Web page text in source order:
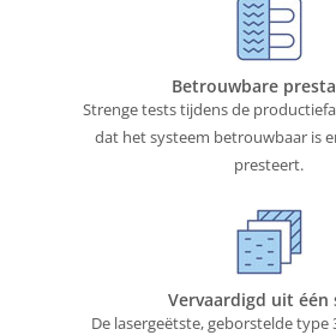
Betrouwbare
Strenge tests tijdens de
dat het systeem betrouwbaar is
presteert.
Vervaardigd uit één
De lasergeëtste, geborstelde type